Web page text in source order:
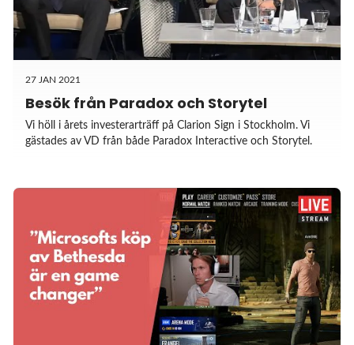
27 JAN 2021
Besök från Paradox och Storytel
Vi höll i årets investerarträff på Clarion Sign i Stockholm. Vi
gästades av VD från både Paradox Interactive och Storytel.